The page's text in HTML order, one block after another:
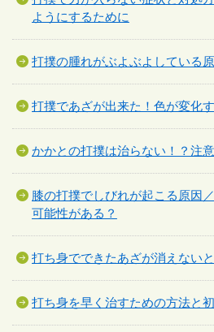
ようにするために
打撲の腫れがぶよぶよしている
打撲であざが出来た！色が変化
かかとの打撲は治らない！？注
膝の打撲でしびれが起こる原因
可能性がある？
打ち身でできたあざが消えない
打ち身を早く治すための方法と